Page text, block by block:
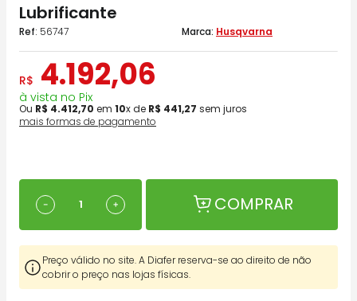
Lubrificante
: 56747 Husqvarna
R$ 4.192,06
à vista no Pix
Ou R$ 4.412,70 em 10x de R$ 441,27 sem juros
mais formas de pagamento
＋
－ COMPRAR
Preço válido no site. A Diafer reserva-se ao direito de não
cobrir o preço nas lojas físicas.